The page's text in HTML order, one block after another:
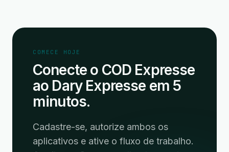
COMECE HOJE
Conecte o COD Expresse
ao Dary Expresse em 5
minutos.
Cadastre-se, autorize ambos os
aplicativos e ative o fluxo de trabalho.